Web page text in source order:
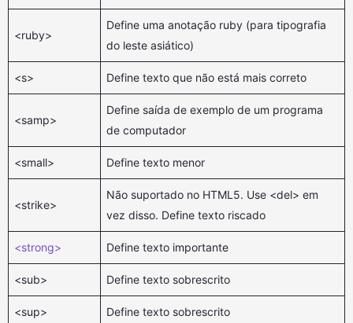
<ruby>
Define uma anotação ruby (para tipografia
do leste asiático)
<s> Define texto que não está mais correto
<samp>
Define saída de exemplo de um programa
de computador
<small> Define texto menor
<strike>
Não suportado no HTML5. Use <del> em
vez disso. Define texto riscado
<strong> Define texto importante
<sub> Define texto sobrescrito
<sup> Define texto sobrescrito